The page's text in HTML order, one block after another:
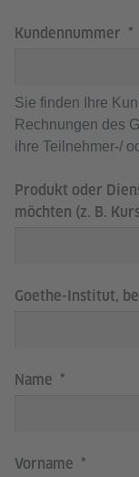
Kundennummer
Sie finden Ihre
Rechnungen des
ihre Teilnehmer-/
Produkt oder
möchten (z. B.
Goethe-Institut,
Name
Vorname